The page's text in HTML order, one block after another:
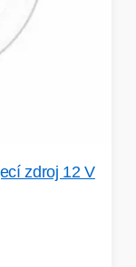
zdroj 12 V